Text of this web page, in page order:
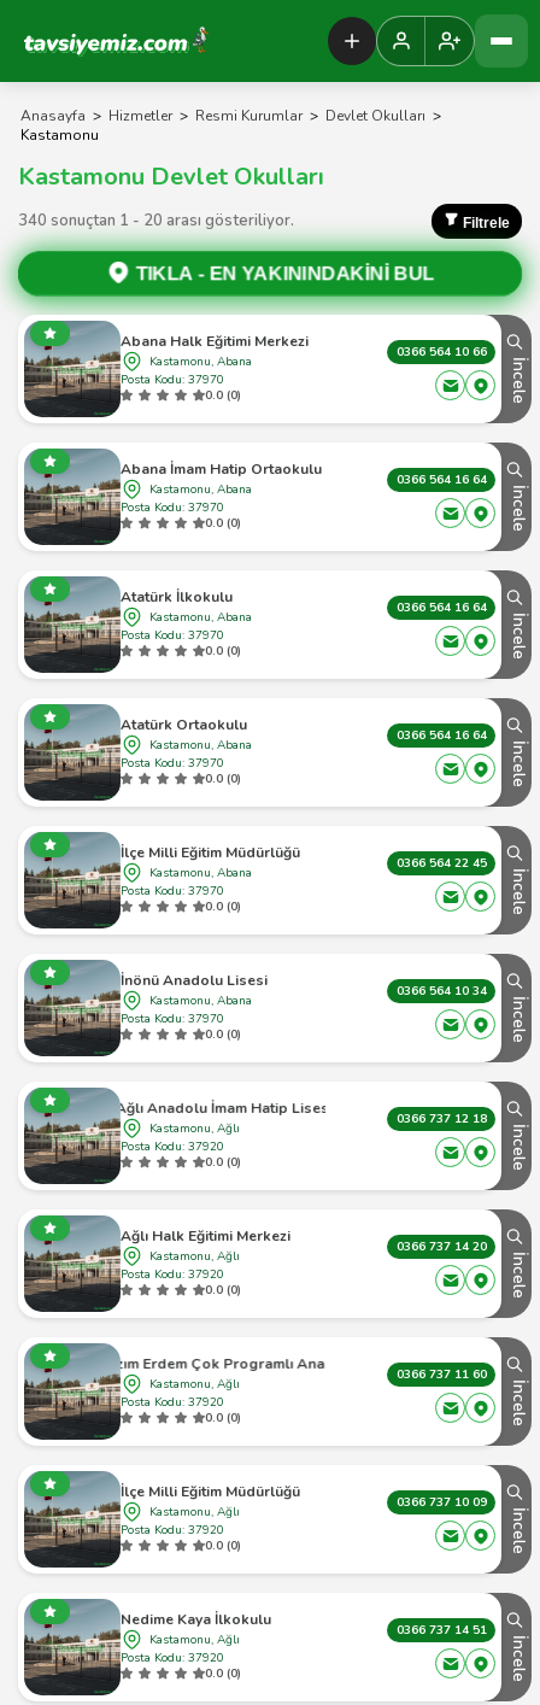
Tavsiyemiz Anasayfa
Anasayfa > Hizmetler > Resmi Kurumlar > Devlet Okulları >
Kastamonu
Kastamonu Devlet Okulları
340 sonuçtan 1 - 20 arası gösteriliyor. Filtrele
TIKLA - EN YAKININDAKİNİ BUL
Abana Halk Eğitimi Merkezi
Kastamonu, Abana
Posta Kodu: 37970
0.0 (0)
0366 564 10 66
İncele
Abana İmam Hatip Ortaokulu
Kastamonu, Abana
Posta Kodu: 37970
0.0 (0)
0366 564 16 64
İncele
Atatürk İlkokulu
Kastamonu, Abana
Posta Kodu: 37970
0.0 (0)
0366 564 16 64
İncele
Atatürk Ortaokulu
Kastamonu, Abana
Posta Kodu: 37970
0.0 (0)
0366 564 16 64
İncele
İlçe Milli Eğitim Müdürlüğü
Kastamonu, Abana
Posta Kodu: 37970
0.0 (0)
0366 564 22 45
İncele
İnönü Anadolu Lisesi
Kastamonu, Abana
Posta Kodu: 37970
0.0 (0)
0366 564 10 34
İncele
Ağlı Anadolu İmam Hatip Lisesi
Kastamonu, Ağlı
Posta Kodu: 37920
0.0 (0)
0366 737 12 18
İncele
Ağlı Halk Eğitimi Merkezi
Kastamonu, Ağlı
Posta Kodu: 37920
0.0 (0)
0366 737 14 20
İncele
Ağlı Kazım Erdem Çok Programlı Anadolu Lisesi
Kastamonu, Ağlı
Posta Kodu: 37920
0.0 (0)
0366 737 11 60
İncele
İlçe Milli Eğitim Müdürlüğü
Kastamonu, Ağlı
Posta Kodu: 37920
0.0 (0)
0366 737 10 09
İncele
Nedime Kaya İlkokulu
Kastamonu, Ağlı
Posta Kodu: 37920
0.0 (0)
0366 737 14 51
İncele